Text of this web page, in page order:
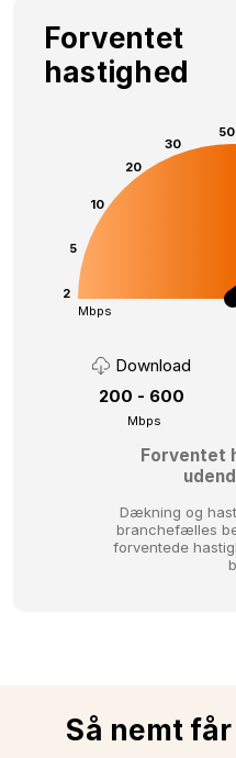
Forventet
hastighed
2
5
10
20
30
50
Mbps
Download
200 - 600
Mbps
Forventet
Dækning og
branchefælles
forventede
Så nemt